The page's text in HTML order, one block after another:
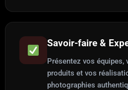
Savoir-faire &
Présentez vos équipes,
produits et vos
photographies